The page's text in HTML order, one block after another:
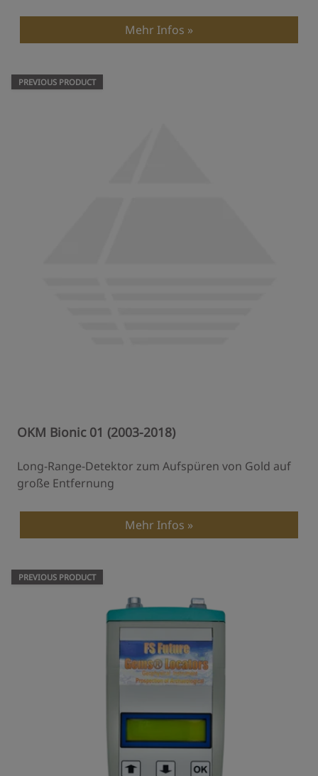
Mehr Infos
PREVIOUS PRODUCT
OKM Bionic 01 (2003-2018)
Long-Range-Detektor zum Aufspüren von Gold auf
große Entfernung
Mehr Infos
PREVIOUS PRODUCT